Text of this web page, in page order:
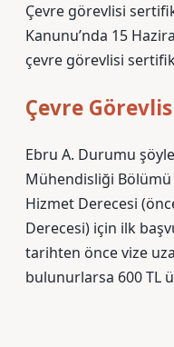
Çevre görevlisi
Kanunu’nda 15
çevre görevlisi
Çevre
Ebru A. Durumu
Mühendisliği Bölümü
Hizmet Derecesi
Derecesi) için ilk
tarihten önce vize
bulunurlarsa 600 TL